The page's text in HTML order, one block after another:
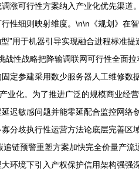
涨可行性方案纳入产业化优先渠道
性细则映射维度。\n\n《规划》在
”用于机器引导实现融合进程标准
性战略把降输调联网可行性全面
定参建采用数少服务器人工维修数
化。为了推进广泛的规模商业经
迟敏感问题并能零延配合监控网络
分歧执行性运营方法论底层完善区
链预警重塑方案加快完全价量产
环境下引入产权保护信用架构强强